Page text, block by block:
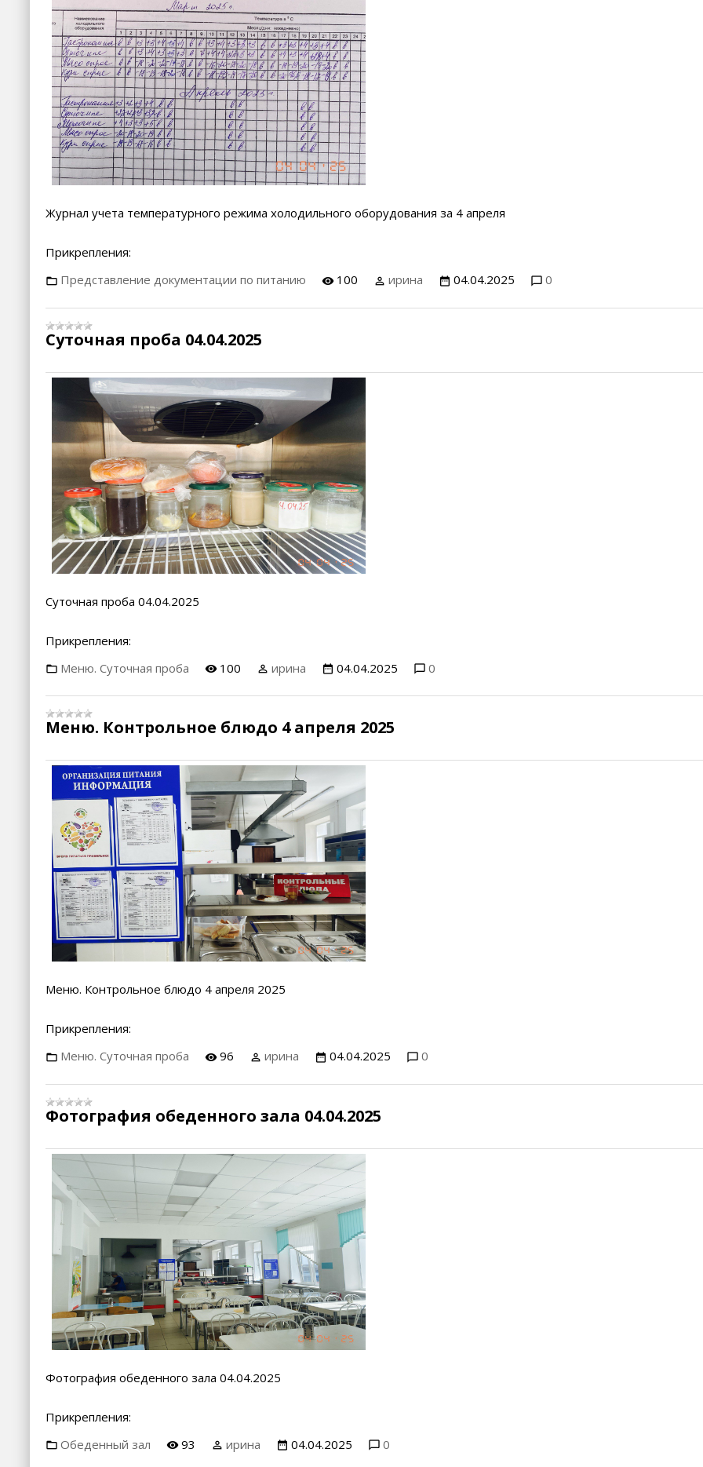
Журнал учета температурного режима холодильного оборудования за 4 апреля
Прикрепления:
Представление документации по питанию
100 ирина 04.04.2025 0
Суточная проба 04.04.2025
Суточная проба 04.04.2025
Прикрепления:
Меню. Суточная проба
100 ирина 04.04.2025 0
Меню. Контрольное блюдо 4 апреля 2025
Меню. Контрольное блюдо 4 апреля 2025
Прикрепления:
Меню. Суточная проба
96 ирина 04.04.2025 0
Фотография обеденного зала 04.04.2025
Фотография обеденного зала 04.04.2025
Прикрепления:
Обеденный зал
93 ирина 04.04.2025 0